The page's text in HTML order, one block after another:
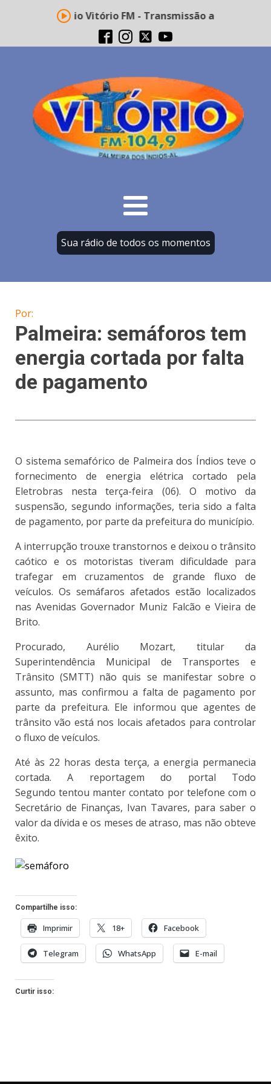
Rádio Vitório FM - Transmissão ao vivo
Sua rádio de todos os momentos
Por:
Palmeira: semáforos tem
energia cortada por falta
de pagamento
O sistema semafórico de Palmeira dos Índios teve o
fornecimento de energia elétrica cortado pela
Eletrobras nesta terça-feira (06). O motivo da
suspensão, segundo informações, teria sido a falta
de pagamento, por parte da prefeitura do município.
A interrupção trouxe transtornos e deixou o trânsito
caótico e os motoristas tiveram dificuldade para
trafegar em cruzamentos de grande fluxo de
veículos. Os semáfaros afetados estão localizados
nas Avenidas Governador Muniz Falcão e Vieira de
Brito.
Procurado, Aurélio Mozart, titular da
Superintendência Municipal de Transportes e
Trânsito (SMTT) não quis se manifestar sobre o
assunto, mas confirmou a falta de pagamento por
parte da prefeitura. Ele informou que agentes de
trânsito vão está nos locais afetados para controlar
o fluxo de veículos.
Até às 22 horas desta terça, a energia permanecia
cortada. A reportagem do portal Todo
Segundo tentou manter contato por telefone com o
Secretário de Finanças, Ivan Tavares, para saber o
valor da dívida e os meses de atraso, mas não obteve
êxito.
Compartilhe isso:
Imprimir 18+ Facebook
Telegram WhatsApp E-mail
Curtir isso: